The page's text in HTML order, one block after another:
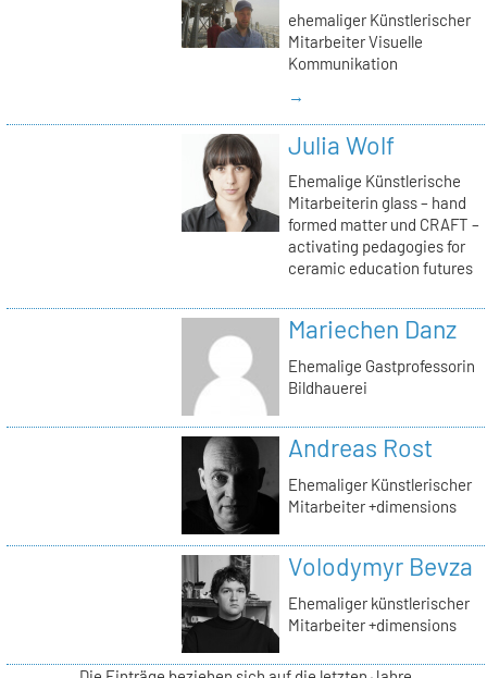
ehemaliger Künstlerischer
Mitarbeiter Visuelle
Kommunikation
→
Julia Wolf
Ehemalige Künstlerische
Mitarbeiterin glass – hand
formed matter und CRAFT –
activating pedagogies for
ceramic education futures
Mariechen Danz
Ehemalige Gastprofessorin
Bildhauerei
Andreas Rost
Ehemaliger Künstlerischer
Mitarbeiter +dimensions
Volodymyr Bevza
Ehemaliger künstlerischer
Mitarbeiter +dimensions